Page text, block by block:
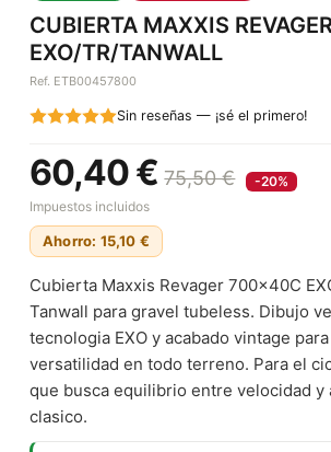
CUBIERTA MAXXIS
EXO/TR/TANWALL
Ref. ETB00457800
Sin reseñas — ¡sé el primero!
60,40 € 75,50 €
-20%
Impuestos incluidos
Ahorro: 15,10 €
Cubierta Maxxis Revager 700x40C
Tanwall para gravel tubeless. Dibujo
tecnologia EXO y acabado vintage
versatilidad en todo terreno. Para el
que busca equilibrio entre velocidad y
clasico.